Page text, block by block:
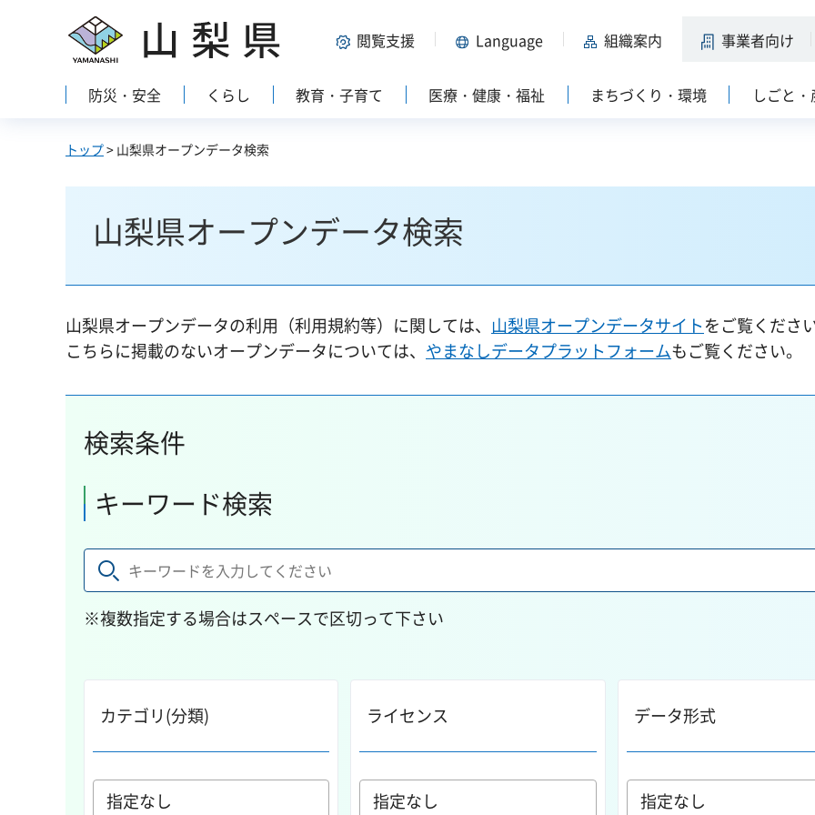
山梨県 閲覧支援 Language 組織案内 事業者向け
防災・安全 くらし 教育・子育て 医療・健康・福祉 まちづくり・環境 しごと
トップ> 山梨県オープンデータ検索
山梨県オープンデータ検索
山梨県オープンデータの利用（利用規約等）に関しては、 山梨県オープンデータサイトをご覧くださ
こちらに掲載のないオープンデータについては、 やまなしデータプラットフォームもご覧ください。
検索条件
キーワード検索
※複数指定する場合はスペースで区切って下さい
カテゴリ(分類) ライセンス データ形式